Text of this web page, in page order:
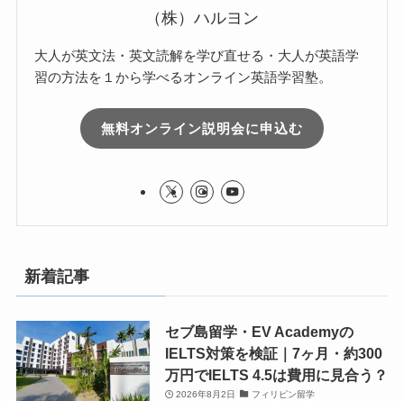
（株）ハルヨン
大人が英文法・英文読解を学び直せる・大人が英語学
習の方法を１から学べるオンライン英語学習塾。
無料オンライン説明会に申込む
新着記事
セブ島留学・EV Academyの
IELTS対策を検証｜7ヶ月・約300
万円でIELTS 4.5は費用に見合う？
2026年8月2日 フィリピン留学